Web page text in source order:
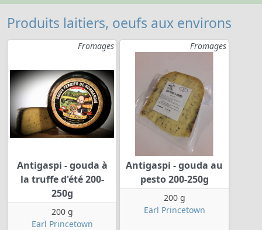
Produits laitiers, oeufs aux environs
Fromages
Antigaspi - gouda à
la truffe d'été 200-
250g
200 g
Earl Princetown
Fromages
Antigaspi - gouda au
pesto 200-250g
200 g
Earl Princetown